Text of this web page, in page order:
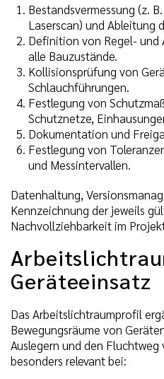
Bestandsvermessung (z.
Laserscan) und Ableitung
Definition von Regel-
alle Bauzustände.
Kollisionsprüfung von
Schlauchführungen.
Festlegung von
Schutznetze,
Dokumentation und
Festlegung von
und Messintervallen.
Datenhaltung,
Kennzeichnung der jeweils
Nachvollziehbarkeit im
Geräteeinsatz
Das Arbeitslichtraumprofil
Bewegungsräume von
Auslegern und den
besonders relevant bei: